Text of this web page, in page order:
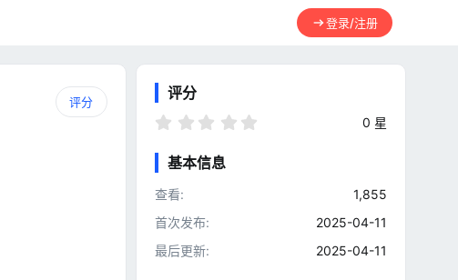
登录/注册
评分
评分
0 星
基本信息
查看
1,855
首次发布
2025-04-11
最后更新
2025-04-11